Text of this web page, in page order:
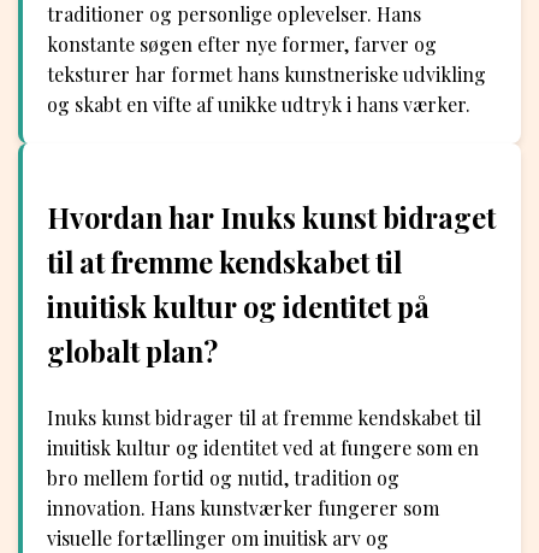
traditioner og personlige oplevelser. Hans
konstante søgen efter nye former, farver og
teksturer har formet hans kunstneriske udvikling
og skabt en vifte af unikke udtryk i hans værker.
Hvordan har Inuks kunst bidraget
til at fremme kendskabet til
inuitisk kultur og identitet på
globalt plan?
Inuks kunst bidrager til at fremme kendskabet til
inuitisk kultur og identitet ved at fungere som en
bro mellem fortid og nutid, tradition og
innovation. Hans kunstværker fungerer som
visuelle fortællinger om inuitisk arv og